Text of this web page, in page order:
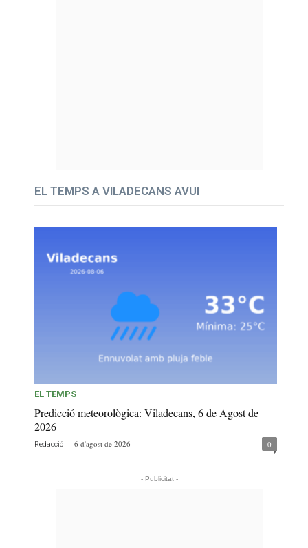
EL TEMPS A VILADECANS AVUI
EL TEMPS
Predicció meteorològica: Viladecans, 6 de Agost de
2026
Redacció - 6 d'agost de 2026 0
- Publicitat -